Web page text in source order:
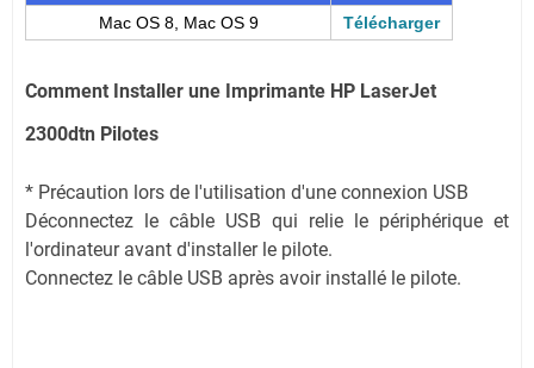
Mac OS 8, Mac OS 9
Télécharger
Comment Installer une Imprimante HP LaserJet
2300dtn Pilotes
* Précaution lors de l'utilisation d'une connexion USB
Déconnectez le câble USB qui relie le périphérique et
l'ordinateur avant d'installer le pilote.
Connectez le câble USB après avoir installé le pilote.